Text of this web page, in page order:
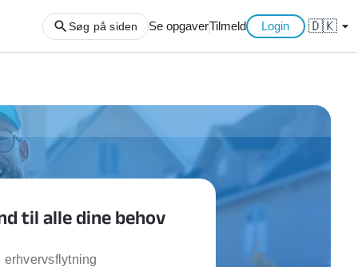
af haveaffald
af storskrald
hvidevarer
Søg på siden Se opgaverTilmeld Login 🇩🇰 arrow_drop_down
til alle dine behov
erhvervsflytning